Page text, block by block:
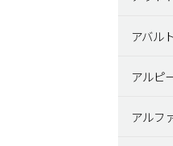
アバルト
アルピ
アルフ